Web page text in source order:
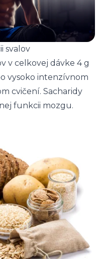
svalov
v celkovej dávke 4 g
vysoko intenzívnom
cvičení. Sacharidy
funkcii mozgu.